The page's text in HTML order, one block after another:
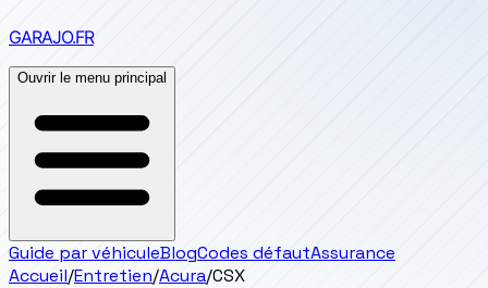
GARAJO.FR
Ouvrir le menu principal
Guide par véhiculeBlogCodes défautAssurance
Accueil/Entretien/Acura/CSX